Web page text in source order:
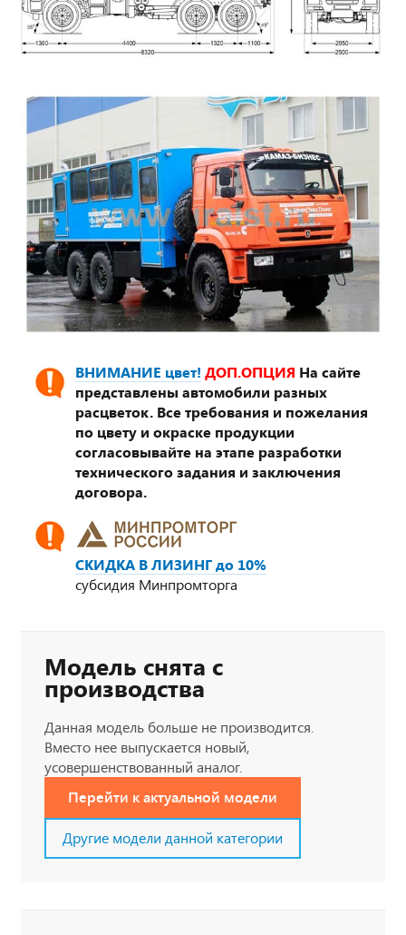
ВНИМАНИЕ цвет! ДОП.ОПЦИЯ На сайте
представлены автомобили разных
расцветок. Все требования и пожелания
по цвету и окраске продукции
согласовывайте на этапе разработки
технического задания и заключения
договора.
СКИДКА В ЛИЗИНГ до 10%
субсидия Минпромторга
Модель снята с
производства
Данная модель больше не производится.
Вместо нее выпускается новый,
усовершенствованный аналог.
Перейти к актуальной модели
Другие модели данной категории